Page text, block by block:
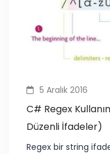
5 Aralık 2016
C# Regex
Düzenli İfadeler)
​Re​gex bir string